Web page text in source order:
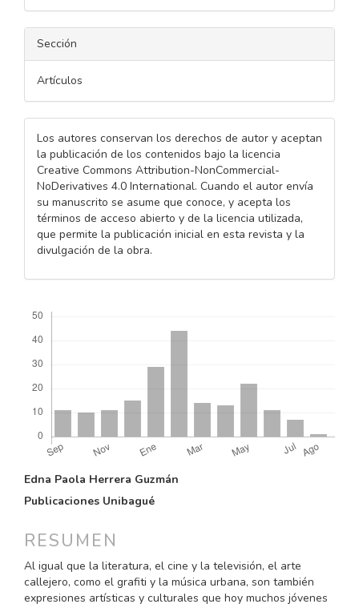
Sección
Artículos
Los autores conservan los derechos de autor y aceptan
la publicación de los contenidos bajo la licencia
Creative Commons Attribution-NonCommercial-
NoDerivatives 4.0 International. Cuando el autor envía
su manuscrito se asume que conoce, y acepta los
términos de acceso abierto y de la licencia utilizada,
que permite la publicación inicial en esta revista y la
divulgación de la obra.
CONTENIDO
PRINCIPAL
ARTÍCULO
Edna Paola Herrera Guzmán
Publicaciones Unibagué
RESUMEN
Al igual que la literatura, el cine y la televisión, el arte
callejero, como el grafiti y la música urbana, son también
expresiones artísticas y culturales que hoy muchos jóvenes